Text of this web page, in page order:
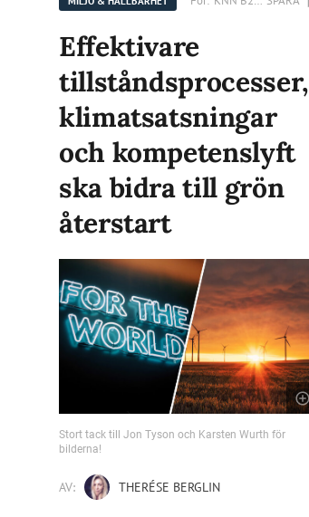
Effektivare
tillståndsprocesser,
klimatsatsningar
och kompetenslyft
ska bidra till grön
återstart
Stort tack till Jon Tyson och Karsten Wurth för
bilderna!
AV: THERÉSE BERGLIN